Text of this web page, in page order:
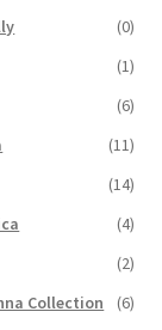
(0)
(1)
(6)
(11)
(14)
(4)
(2)
Collection
(6)